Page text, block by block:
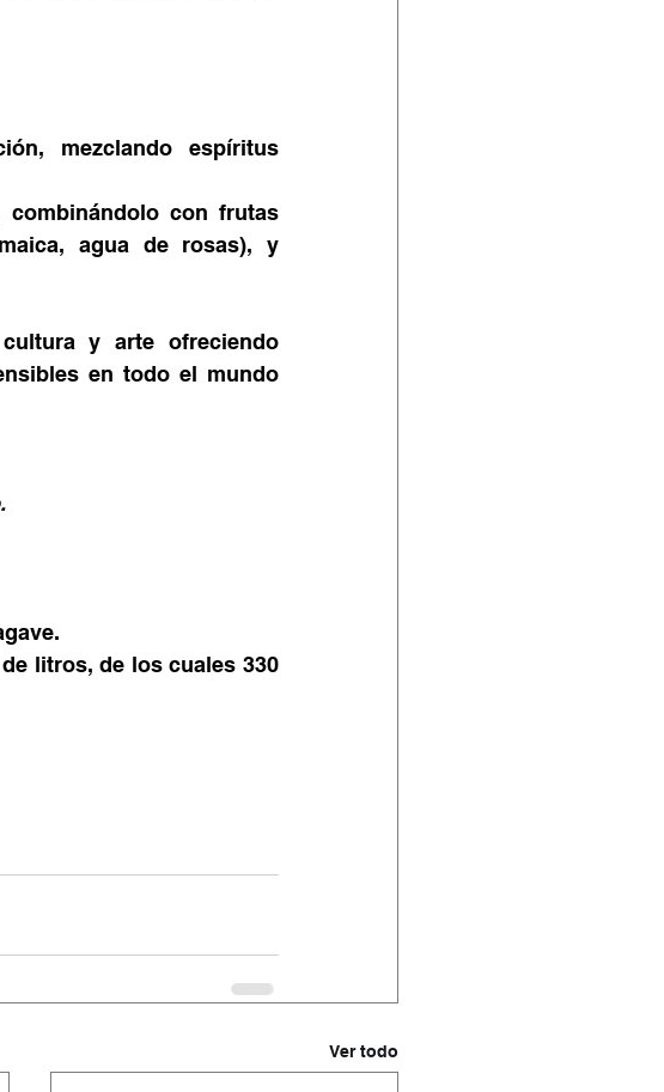
mezclando espíritus
combinándolo con frutas
agua de rosas), y
y arte ofreciendo
en todo el mundo
litros, de los cuales 330
Ver todo